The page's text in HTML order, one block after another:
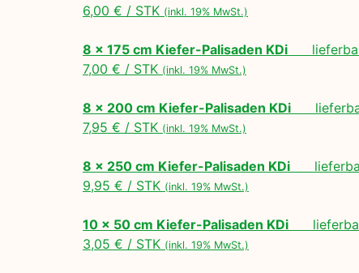
6,00 € / STK (inkl. 19% MwSt.)
8 x 175 cm Kiefer-Palisaden KDi lieferbar
7,00 € / STK (inkl. 19% MwSt.)
8 x 200 cm Kiefer-Palisaden KDi
7,95 € / STK (inkl. 19% MwSt.)
8 x 250 cm Kiefer-Palisaden KDi lieferbar
9,95 € / STK (inkl. 19% MwSt.)
10 x 50 cm Kiefer-Palisaden KDi lieferbar
3,05 € / STK (inkl. 19% MwSt.)